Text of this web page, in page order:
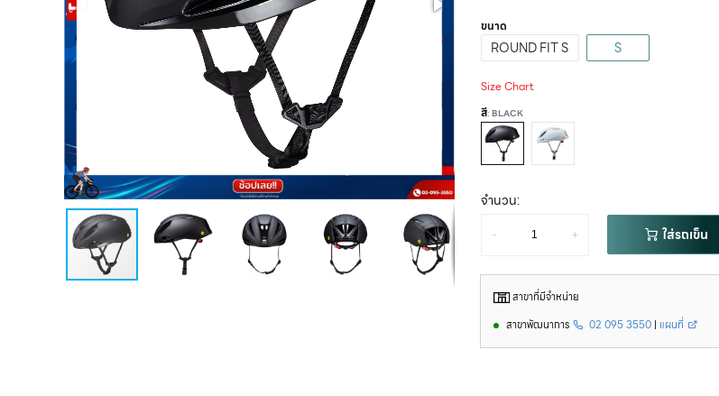
ขนาด
ROUND FIT S S
Size Chart
สี: BLACK
จำนวน:
-
+ ใส่รถเข็น
สาขาที่มีจำหน่าย
สาขาพัฒนาการ
02 095 3550 | แผนที่